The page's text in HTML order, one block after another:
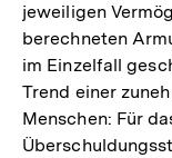
jeweiligen
berechneten
im Einzelfall
Trend einer
Menschen: Für